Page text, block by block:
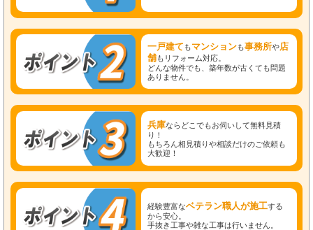
一戸建て もマンションも事務所や店
舗もリフォーム対応。
どんな物件でも、築年数が古くても問題
ありません。
兵庫ならどこでもお伺いして無料見積
り！
もちろん相見積りや相談だけのご依頼も
大歓迎！
経験豊富なベテラン職人が施工する
から安心。
手抜き工事や雑な工事は行いません。